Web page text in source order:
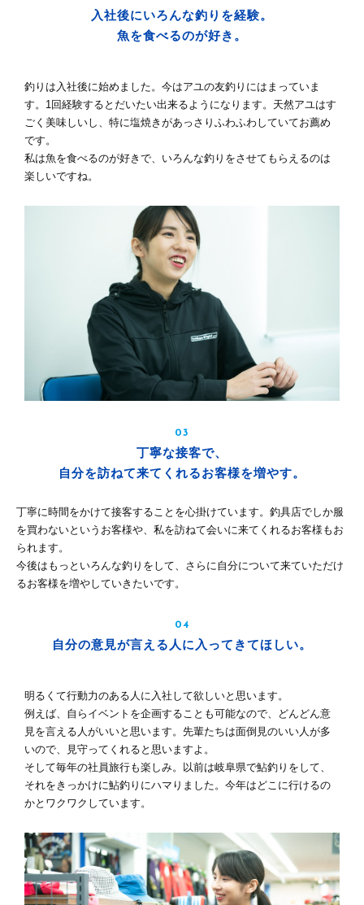
入社後にいろんな釣りを経験。
魚を食べるのが好き。
釣りは入社後に始めました。今はアユの友釣りにはまっていま
す。1回経験するとだいたい出来るようになります。天然アユはす
ごく美味しいし、特に塩焼きがあっさりふわふわしていてお薦め
です。
私は魚を食べるのが好きで、いろんな釣りをさせてもらえるのは
楽しいですね。
03
丁寧な接客で、
自分を訪ねて来てくれるお客様を増やす。
丁寧に時間をかけて接客することを心掛けています。釣具店でしか服
を買わないというお客様や、私を訪ねて会いに来てくれるお客様もお
られます。
今後はもっといろんな釣りをして、さらに自分について来ていただけ
るお客様を増やしていきたいです。
04
自分の意見が言える人に入ってきてほしい。
明るくて行動力のある人に入社して欲しいと思います。
例えば、自らイベントを企画することも可能なので、どんどん意
見を言える人がいいと思います。先輩たちは面倒見のいい人が多
いので、見守ってくれると思いますよ。
そして毎年の社員旅行も楽しみ。以前は岐阜県で鮎釣りをして、
それをきっかけに鮎釣りにハマりました。今年はどこに行けるの
かとワクワクしています。